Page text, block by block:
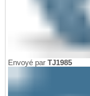
Envoyé par TJ1985